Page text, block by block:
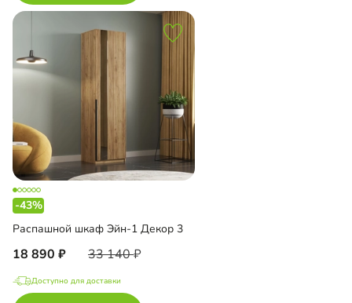
-43%
Распашной шкаф Эйн-1 Декор 3
18 890 33 140
Доступно для доставки